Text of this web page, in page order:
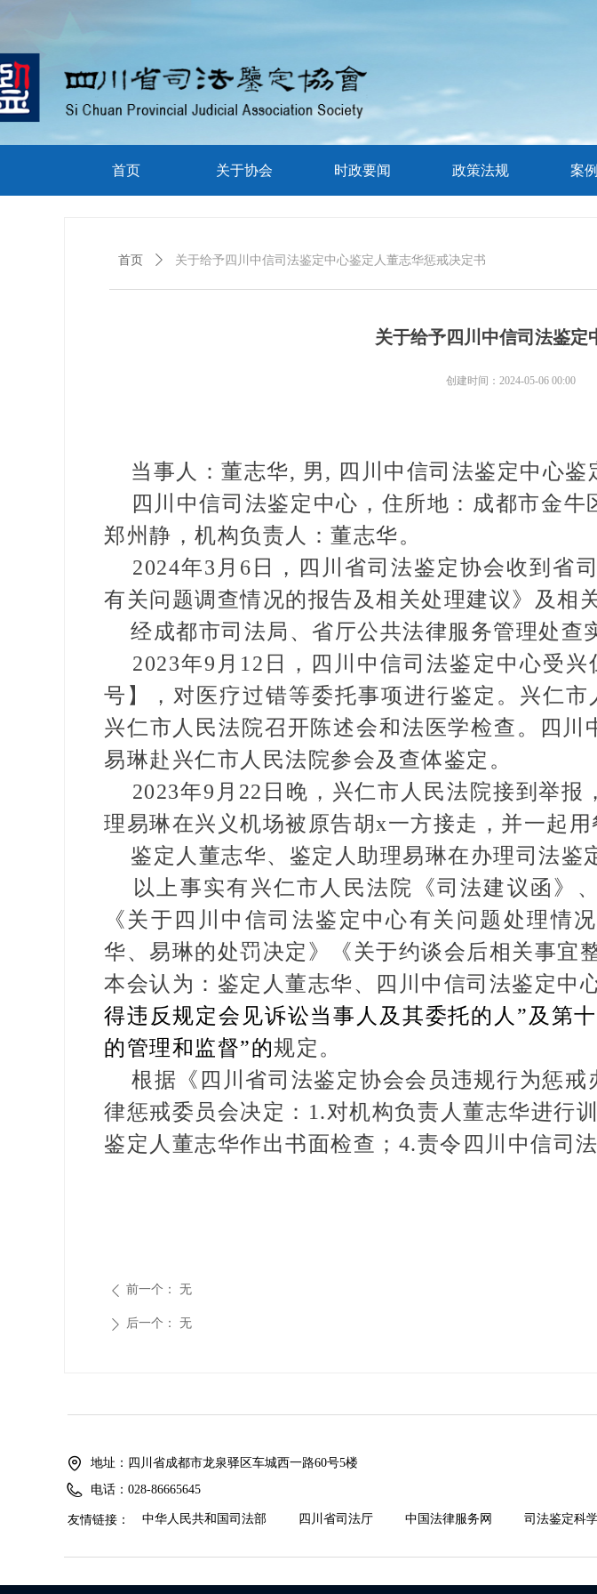
首页 关于协会 时政要闻 政策法规 案
关于给予四川中信司法鉴定
当事人：董志华, 男, 四川中信司法鉴定中心鉴
四川中信司法鉴定中心，住所地：成都市金牛
郑州静，机构负责人：董志华。
2024年3月6日，四川省司法鉴定协会收到省
有关问题调查情况的报告及相关处理建议》及相
经成都市司法局、省厅公共法律服务管理处查
2023年9月12日，四川中信司法鉴定中心受兴
号】，对医疗过错等委托事项进行鉴定。兴仁
兴仁市人民法院召开陈述会和法医学检查。四
易琳赴兴仁市人民法院参会及查体鉴定。
2023年9月22日晚，兴仁市人民法院接到举报
理易琳在兴义机场被原告胡x一方接走，并一起用
鉴定人董志华、鉴定人助理易琳在办理司法鉴
以上事实有兴仁市人民法院《司法建议函》
《关于四川中信司法鉴定中心有关问题处理情
华、易琳的处罚决定》《关于约谈会后相关事宜
本会认为：鉴定人董志华、四川中信司法鉴定中
得违反规定会见诉讼当事人及其委托的人”及第
的管理和监督”的规定。
根据《四川省司法鉴定协会会员违规行为惩戒
律惩戒委员会决定：1.对机构负责人董志华进行
鉴定人董志华作出书面检查；4.责令四川中信司
首页 ꄲ 关于给予四川中信司法鉴定中心鉴定人董志华惩戒决定书
ꄴ 前一个： 无
ꄲ 后一个： 无
创建时间： 2024-05-06 00:00
地址： 四川省成都市龙泉驿区车城西一路60号5楼
电话： 028-86665645
中华人民共和国司法部 四川省司法厅 中国法律服务网 司法鉴定科
友情链接：